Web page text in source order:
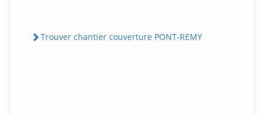
Trouver chantier couverture PONT-REMY